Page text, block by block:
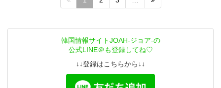
韓国情報サイトJOAH-ジョア-の
公式LINE＠も登録してね♡
↓↓登録はこちらから↓↓